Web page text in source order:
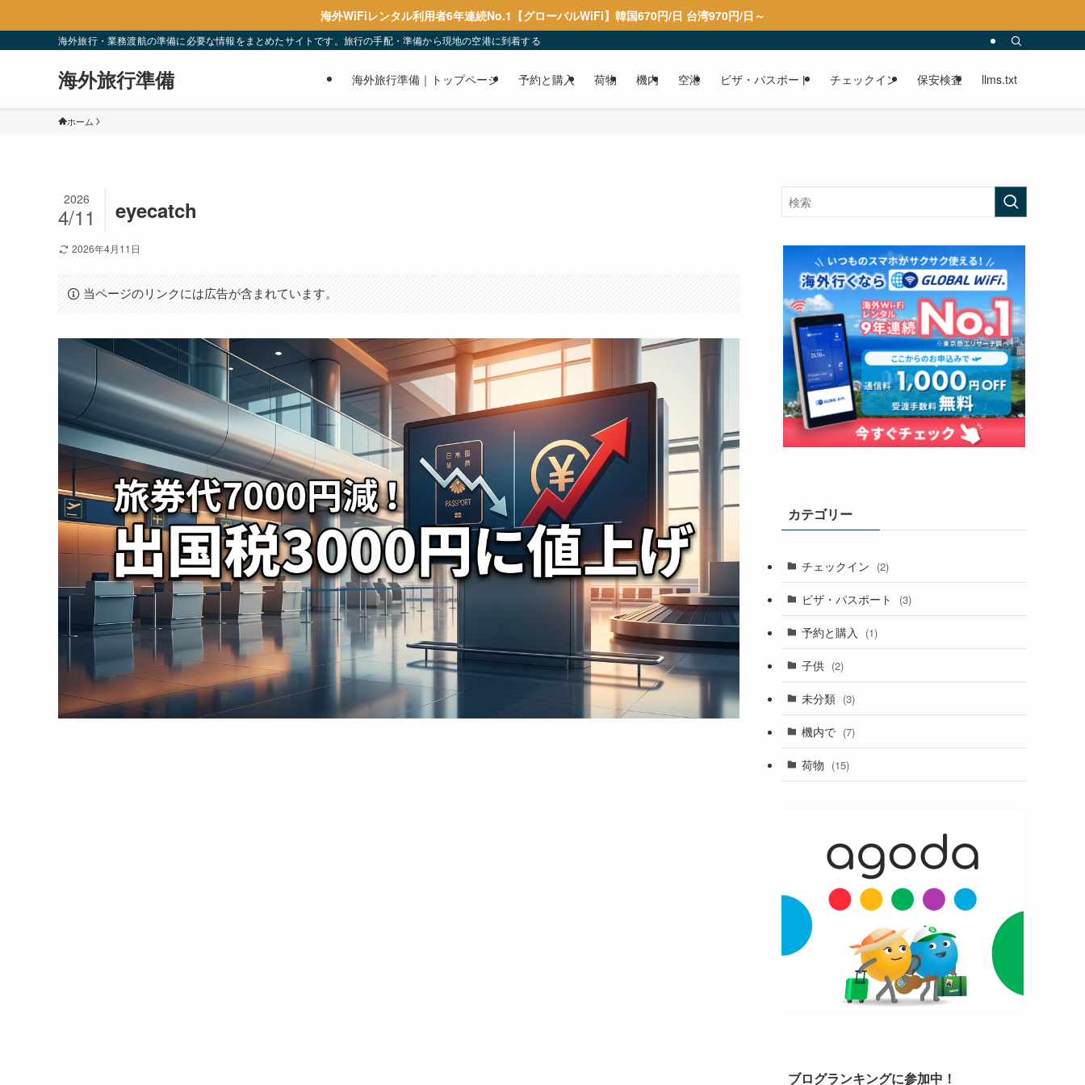
海外WiFiレンタル利用者6年連続No.1【グローバルWiFi】韓国670円/日 台湾970円/日～
海外旅行・業務渡航の準備に必要な情報をまとめたサイトです。旅行の手配・準備から現地の空港に到着するまでを解説しています。
海外旅行準備 海外旅行準備｜トップページ 予約と購入 荷物 機内 空港 ビザ・パスポート チェックイン 保安検査 llms.txt
ホーム
eyecatch
2026
4/11
2026年4月11日
当ページのリンクには広告が含まれています。
カテゴリー
チェックイン (2)
ビザ・パスポート (3)
予約と購入 (1)
子供 (2)
未分類 (3)
機内で (7)
荷物 (15)
ブログランキングに参加中！